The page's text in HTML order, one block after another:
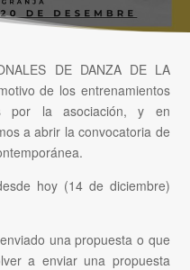
DE DANZA DE LA
de los entrenamientos
por la asociación, y en
a abrir la convocatoria de
hoy (14 de diciembre)
una propuesta o que
a enviar una propuesta